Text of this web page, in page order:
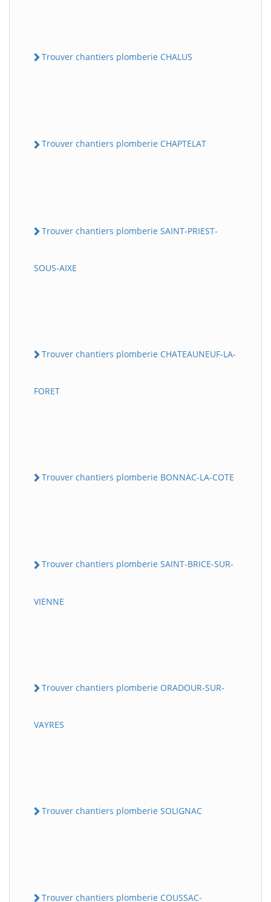
Trouver chantiers plomberie CHALUS
Trouver chantiers plomberie CHAPTELAT
Trouver chantiers plomberie SAINT-PRIEST-
SOUS-AIXE
Trouver chantiers plomberie CHATEAUNEUF-LA-
FORET
Trouver chantiers plomberie BONNAC-LA-COTE
Trouver chantiers plomberie SAINT-BRICE-SUR-
VIENNE
Trouver chantiers plomberie ORADOUR-SUR-
VAYRES
Trouver chantiers plomberie SOLIGNAC
Trouver chantiers plomberie COUSSAC-